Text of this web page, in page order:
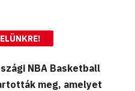
NBA Basketball
meg, amelyet